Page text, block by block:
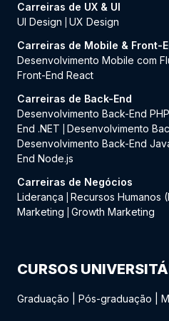
Carreiras de UX & UI
UI Design
UX Design
Carreiras de Mobile & Front-
Desenvolvimento Mobile com
Front-End React
Carreiras de Back-End
Desenvolvimento Back-End PHP
End .NET
Desenvolvimento
Desenvolvimento Back-End
End Node.js
Carreiras de Negócios
Liderança
Recursos Humanos
Marketing
Growth Marketing
CURSOS
Graduação Pós-graduação